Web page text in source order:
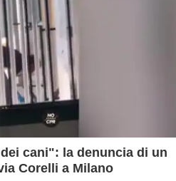
cani": la denuncia di un
Corelli a Milano